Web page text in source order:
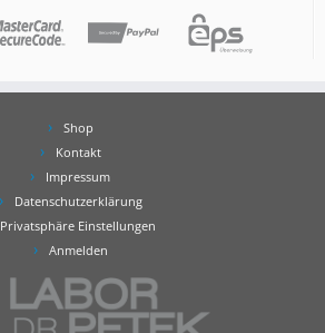
Shop
Kontakt
Impressum
Datenschutzerklärung
Privatsphäre Einstellungen
Anmelden